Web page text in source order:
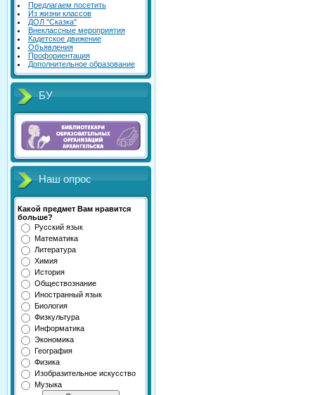
Предлагаем посетить
Из жизни классов
ДОЛ "Сказка"
Внеклассные мероприятия
Кадетское движение
Объявления
Профориентация
Дополнительное образование
БУ
Наш опрос
Какой предмет Вам нравится
больше?
Русский язык
Математика
Литература
Химия
История
Обществознание
Иностранный язык
Биология
Физкультура
Информатика
Экономика
География
Физика
Изобразительное искусство
Музыка